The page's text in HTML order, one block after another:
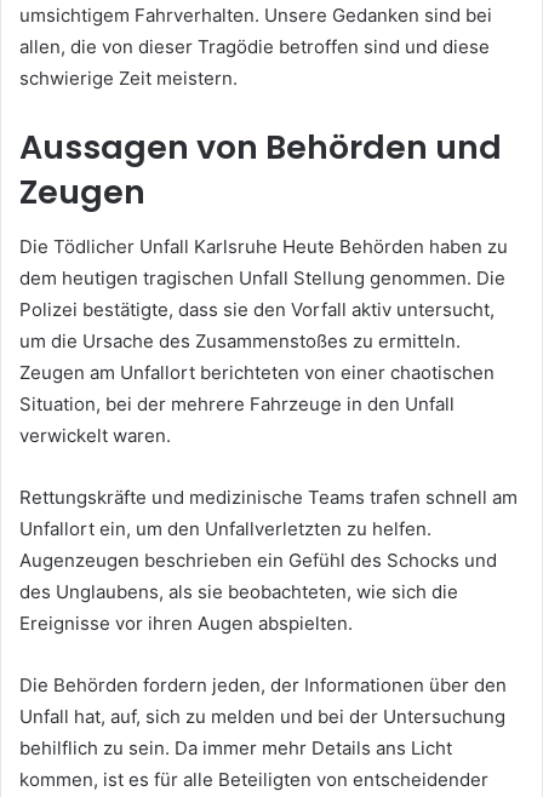
umsichtigem Fahrverhalten. Unsere Gedanken sind bei
allen, die von dieser Tragödie betroffen sind und diese
schwierige Zeit meistern.
Aussagen von Behörden und
Zeugen
Die Tödlicher Unfall Karlsruhe Heute Behörden haben zu
dem heutigen tragischen Unfall Stellung genommen. Die
Polizei bestätigte, dass sie den Vorfall aktiv untersucht,
um die Ursache des Zusammenstoßes zu ermitteln.
Zeugen am Unfallort berichteten von einer chaotischen
Situation, bei der mehrere Fahrzeuge in den Unfall
verwickelt waren.
Rettungskräfte und medizinische Teams trafen schnell am
Unfallort ein, um den Unfallverletzten zu helfen.
Augenzeugen beschrieben ein Gefühl des Schocks und
des Unglaubens, als sie beobachteten, wie sich die
Ereignisse vor ihren Augen abspielten.
Die Behörden fordern jeden, der Informationen über den
Unfall hat, auf, sich zu melden und bei der Untersuchung
behilflich zu sein. Da immer mehr Details ans Licht
kommen, ist es für alle Beteiligten von entscheidender